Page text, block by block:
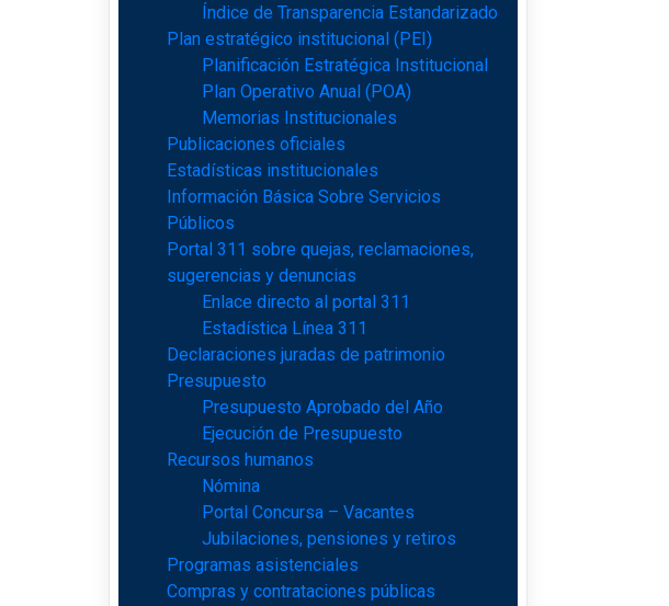
Índice de Transparencia Estandarizado
Plan estratégico institucional (PEI)
Planificación Estratégica Institucional
Plan Operativo Anual (POA)
Memorias Institucionales
Publicaciones oficiales
Estadísticas institucionales
Información Básica Sobre Servicios
Públicos
Portal 311 sobre quejas, reclamaciones,
sugerencias y denuncias
Enlace directo al portal 311
Estadística Línea 311
Declaraciones juradas de patrimonio
Presupuesto
Presupuesto Aprobado del Año
Ejecución de Presupuesto
Recursos humanos
Nómina
Portal Concursa – Vacantes
Jubilaciones, pensiones y retiros
Programas asistenciales
Compras y contrataciones públicas